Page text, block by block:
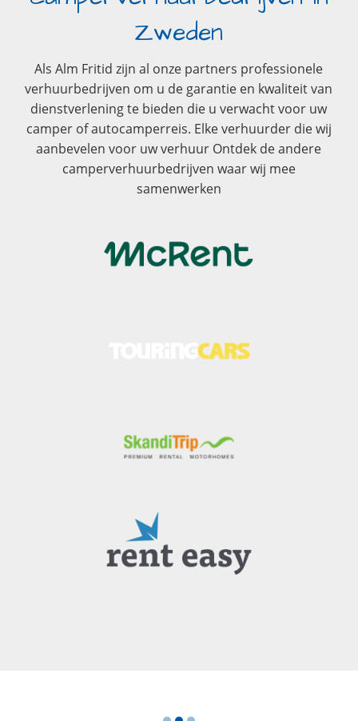
Zweden
Als Alm Fritid zijn al onze partners professionele
verhuurbedrijven om u de garantie en kwaliteit van
dienstverlening te bieden die u verwacht voor uw
camper of autocamperreis. Elke verhuurder die wij
aanbevelen voor uw verhuur Ontdek de andere
camperverhuurbedrijven waar wij mee
samenwerken